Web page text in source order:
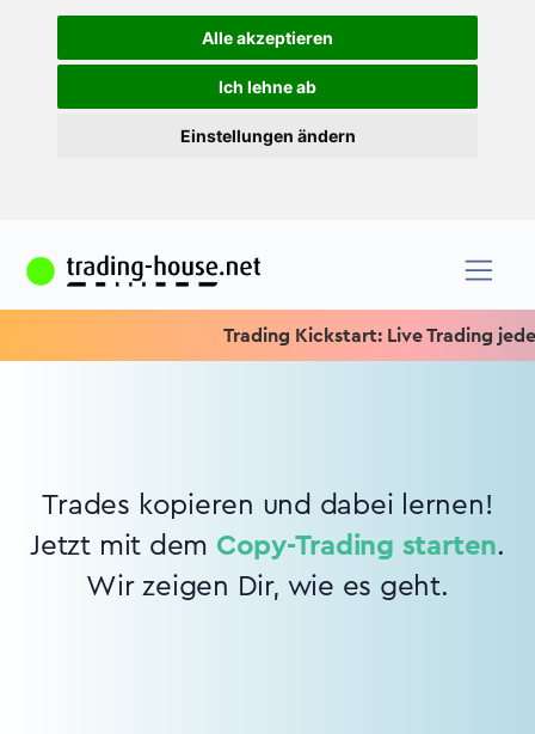
Alle akzeptieren
Ich lehne ab
Einstellungen ändern
Trading Kickstart: Live Trading
Trades kopieren und dabei lernen!
Jetzt mit dem Copy-Trading starten.
Wir zeigen Dir, wie es geht.